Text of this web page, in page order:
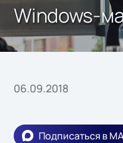
Windows-
06.09.2018
Подписаться в